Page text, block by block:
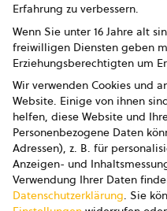
AGB
Erfahrung zu verbessern.
Wenn Sie unter 16 Jahre alt
freiwilligen Diensten geben
Erziehungsberechtigten um
Wir verwenden Cookies und
Website. Einige von ihnen
helfen, diese Website und
Personenbezogene Daten
Adressen), z. B. für
Anzeigen- und
Verwendung Ihrer Daten
Datenschutzerklärung. Sie